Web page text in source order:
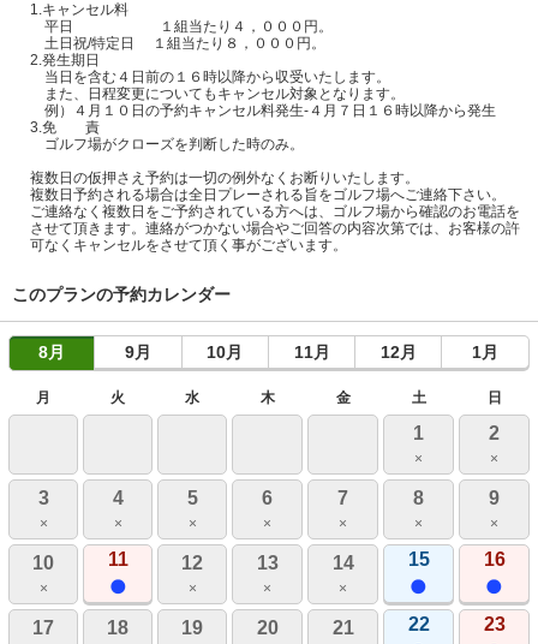
1.キャンセル料
平日 １組当たり４，０００円。
土日祝/特定日 １組当たり８，０００円。
2.発生期日
当日を含む４日前の１６時以降から収受いたします。
また、日程変更についてもキャンセル対象となります。
例）４月１０日の予約キャンセル料発生-４月７日１６時以降から発生
3.免 責
ゴルフ場がクローズを判断した時のみ。
複数日の仮押さえ予約は一切の例外なくお断りいたします。
複数日予約される場合は全日プレーされる旨をゴルフ場へご連絡下さい。
ご連絡なく複数日をご予約されている方へは、ゴルフ場から確認のお電話を
させて頂きます。連絡がつかない場合やご回答の内容次第では、お客様の許
可なくキャンセルをさせて頂く事がございます。
このプランの予約カレンダー
8月 9月 10月 11月 12月 1月
月 火 水 木 金 土 日
1
×
2
×
3
×
4
×
5
×
6
×
7
×
8
×
9
×
10
×
11 12
×
13
×
14
×
15 16
17 18 19 20 21 22 23